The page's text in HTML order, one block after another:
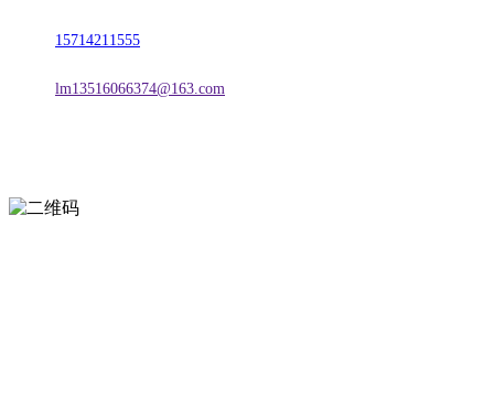
15714211555
lm13516066374@163.com